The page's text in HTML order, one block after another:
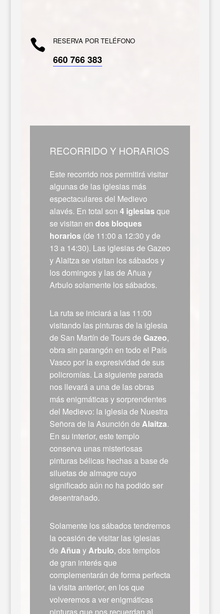
 RESERVA POR TELÉFONO
660 766 383
RECORRIDO Y HORARIOS
Este recorrido nos permitirá visitar
algunas de las iglesias más
espectaculares del Medievo
alavés. En total son 4 iglesias que
se visitan en dos bloques
horarios (de 11:00 a 12:30 y de
13 a 14:30). Las iglesias de Gazeo
y Alaitza se visitan los sábados y
los domingos y las de Añua y
Arbulo solamente los sábados.
La ruta se iniciará a las 11:00
visitando las pinturas de la iglesia
de San Martín de Tours de Gazeo,
obra sin parangón en todo el País
Vasco por la expresividad de sus
policromías. La siguiente parada
nos llevará a una de las obras
más enigmáticas y sorprendentes
del Medievo: la iglesia de Nuestra
Señora de la Asunción de Alaitza.
En su interior, este templo
conserva unas misteriosas
pinturas bélicas hechas a base de
siluetas de almagre cuyo
significado aún no ha podido ser
desentrañado.
Solamente los sábados tendremos
la ocasión de visitar las iglesias
de Añua yArbulo, dos templos
de gran interés que
complementarán de forma perfecta
la visita anterior, en los que
volveremos a ver enigmáticas